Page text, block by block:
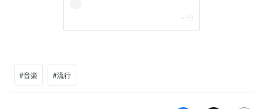
#音楽 #流行